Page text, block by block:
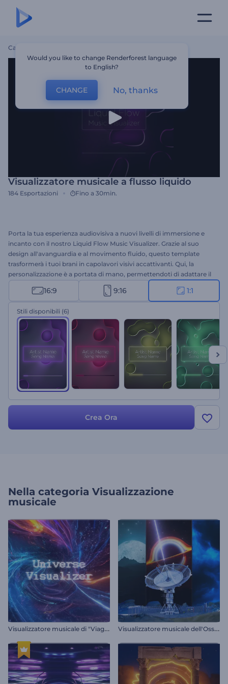
Casa
Visualizzatore musicale a flusso liquido
184 Esportazioni Fino a 30min.
Porta la tua esperienza audiovisiva a nuovi livelli di immersione e
incanto con il nostro Liquid Flow Music Visualizer. Grazie al suo
design all'avanguardia e al movimento fluido, questo template
trasformerà i tuoi brani in capolavori visivi accattivanti. Qui, la
personalizzazione è a portata di mano, permettendoti di adattare il
allo stile e all'atmosfera della tua musica. Carica il tuo
brano, scegli tra vari stili di colore e guarda i suoni prendere vita in
una sinfonia di forme liquide. Ideale per promozioni musicali, nuove
uscite di singoli, canali YouTube e molti altri progetti. Provalo
subito!
16:9 9:16 1:1
Stili disponibili (6)
Crea Ora
Nella categoria Visualizzazione
musicale
V
isualizzatore musicale di "Viaggio Galattico" V
isualizzatore musicale dell'Osservatorio Cosmico
Would you like to change Renderforest language
to English?
CHANGE No, thanks